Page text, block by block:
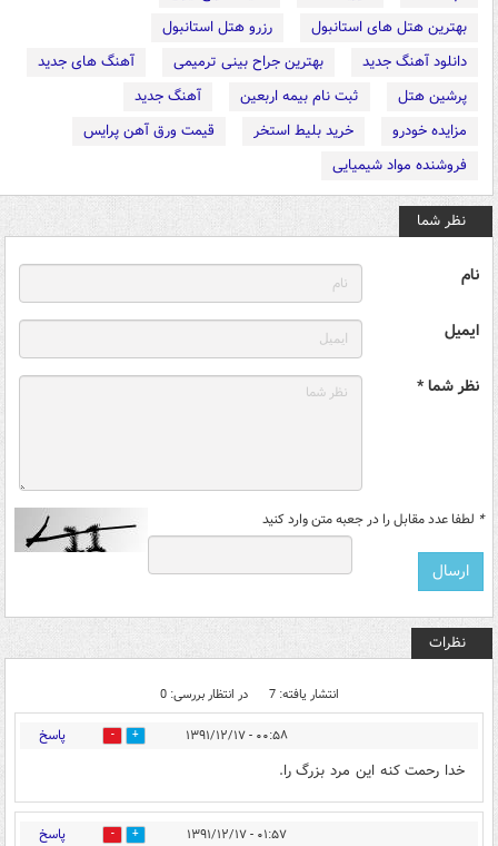
بهترین هتل های استانبول
رزرو هتل استانبول
دانلود آهنگ جدید
بهترین جراح بینی ترمیمی
آهنگ های جدید
پرشین هتل
ثبت نام بیمه اربعین
آهنگ جدید
مزایده خودرو
خرید بلیط استخر
قیمت ورق آهن پرایس
فروشنده مواد شیمیایی
نظر شما
نام
ایمیل
نظر شما *
* لطفا عدد مقابل را در جعبه متن وارد کنید
نظرات
انتشار یافته: 7 در انتظار بررسی: 0
۰۰:۵۸ - ۱۳۹۱/۱۲/۱۷ 0 پاسخ
خدا رحمت كنه اين مرد بزرگ را.
۰۱:۵۷ - ۱۳۹۱/۱۲/۱۷ 0 پاسخ